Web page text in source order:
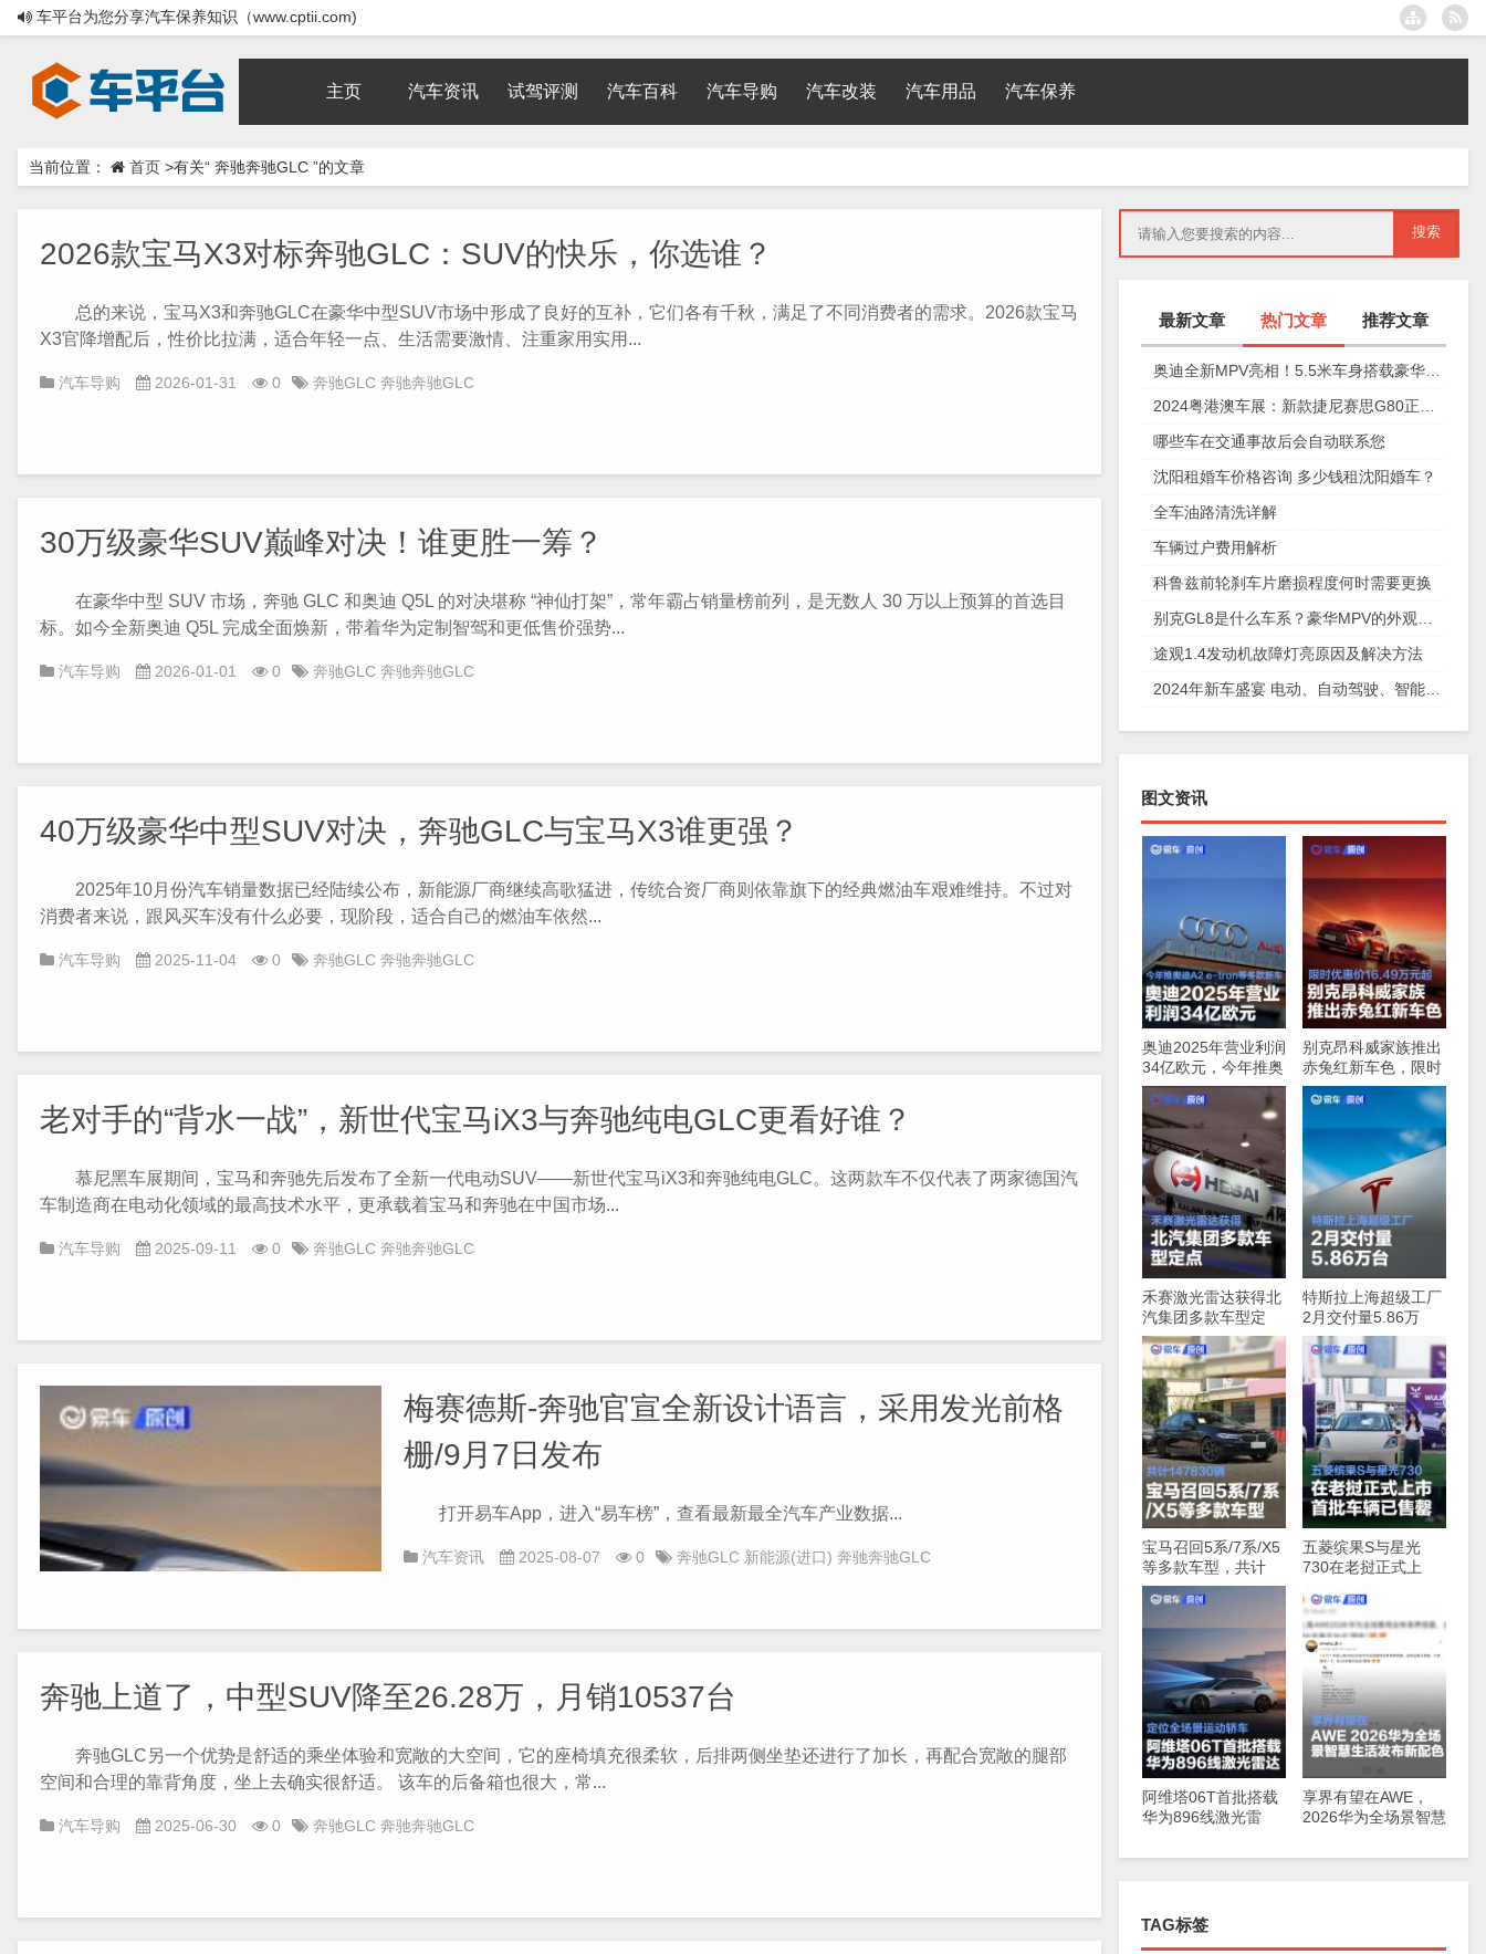
车平台为您分享汽车保养知识（www.cptii.com)
主页 汽车资讯 试驾评测 汽车百科 汽车导购 汽车改装 汽车用品 汽车保养
当前位置： 首页 >有关“ 奔驰奔驰GLC ”的文章
2026款宝马X3对标奔驰GLC：SUV的快乐，你选谁？
总的来说，宝马X3和奔驰GLC在豪华中型SUV市场中形成了良好的互补，它们各有千秋，满足了不同消费者的需求。2026款宝马
X3官降增配后，性价比拉满，适合年轻一点、生活需要激情、注重家用实用...
汽车导购 2026-01-31 0 奔驰GLC 奔驰奔驰GLC
30万级豪华SUV巅峰对决！谁更胜一筹？
在豪华中型 SUV 市场，奔驰 GLC 和奥迪 Q5L 的对决堪称 “神仙打架”，常年霸占销量榜前列，是无数人 30 万以上预算的首选目
标。如今全新奥迪 Q5L 完成全面焕新，带着华为定制智驾和更低售价强势...
汽车导购 2026-01-01 0 奔驰GLC 奔驰奔驰GLC
40万级豪华中型SUV对决，奔驰GLC与宝马X3谁更强？
2025年10月份汽车销量数据已经陆续公布，新能源厂商继续高歌猛进，传统合资厂商则依靠旗下的经典燃油车艰难维持。不过对
消费者来说，跟风买车没有什么必要，现阶段，适合自己的燃油车依然...
汽车导购 2025-11-04 0 奔驰GLC 奔驰奔驰GLC
老对手的“背水一战”，新世代宝马iX3与奔驰纯电GLC更看好谁？
慕尼黑车展期间，宝马和奔驰先后发布了全新一代电动SUV——新世代宝马iX3和奔驰纯电GLC。这两款车不仅代表了两家德国汽
车制造商在电动化领域的最高技术水平，更承载着宝马和奔驰在中国市场...
汽车导购 2025-09-11 0 奔驰GLC 奔驰奔驰GLC
梅赛德斯-奔驰官宣全新设计语言，采用发光前格
栅/9月7日发布
打开易车App，进入“易车榜”，查看最新最全汽车产业数据...
汽车资讯 2025-08-07 0 奔驰GLC 新能源(进口) 奔驰奔驰GLC
奔驰上道了，中型SUV降至26.28万，月销10537台
奔驰GLC另一个优势是舒适的乘坐体验和宽敞的大空间，它的座椅填充很柔软，后排两侧坐垫还进行了加长，再配合宽敞的腿部
空间和合理的靠背角度，坐上去确实很舒适。 该车的后备箱也很大，常...
汽车导购 2025-06-30 0 奔驰GLC 奔驰奔驰GLC
最新文章 热门文章 推荐文章
哪些车在交通事故后会自动联系您
沈阳租婚车价格咨询 多少钱租沈阳婚车？
全车油路清洗详解
车辆过户费用解析
科鲁兹前轮刹车片磨损程度何时需要更换
途观1.4发动机故障灯亮原因及解决方法
图文资讯
奥迪2025年营业利润
34亿欧元，今年推奥
迪A2，e-tron等多款
新车
别克昂科威家族推出
赤兔红新车色，限时
优惠价16.49万元起
禾赛激光雷达获得北
汽集团多款车型定
点，最快下半年启动
量产
特斯拉上海超级工厂
2月交付量5.86万
台，同比增长91%
宝马召回5系/7系/X5
等多款车型，共计
147830辆
五菱缤果S与星光
730在老挝正式上
阿维塔06T首批搭载
华为896线激光雷
轿车
享界有望在AWE，
2026华为全场景智慧
TAG标签